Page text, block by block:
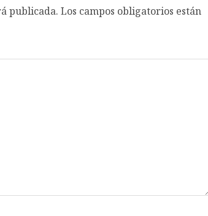
publicada. Los campos obligatorios están